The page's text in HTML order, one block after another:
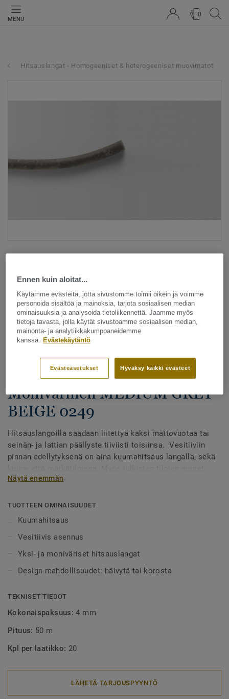
MENU
0
Hitsauslangat - Homogeeniset & heterogeeniset muovimatot
Katso kaikki kuosit - NCS ja LRV (1096)
Hitsauslangat
Hitsauslangat - Homogeeniset
& heterogeeniset muovimatot -
Monivärinen MEDIUM GREY
BEIGE 0249
Hitsauslangoilla saadaan liitettyä kaksi mattovuotaa tai
seinän- ja lattian päällyste tiiviisti toisiinsa. Vesitiiviin
pinnan edellytyksenä on aina kuumahitsaus langalla, sekä
alueet tulee aina lankahitsata. Hitsatut saumat myös
rakoihin. Hitsauslankoja on saatavilla yksi- tai
monivärisenä, joko häivyttämään saumakohdat tai
Näytä enemmän
TUOTTEEN OMINAISUUDET
Kuumahitsaus
Vesitiivis asennus
Yksi- ja moniväriset hitsauslangat
Design-mahdollisuudet: häivytä tai korosta
TEKNISET TIEDOT
Kokonaispaksuus:4 mm
Pituus: 50 m
Kpl per laatikko: 20
LÄHETÄ TARJOUSPYYNTÖ
Ennen kuin aloitat...
Käytämme evästeitä, jotta sivustomme toimii oikein ja voimme
personoida sisältöä ja mainoksia, tarjota sosiaalisen median
ominaisuuksia ja analysoida tietoliikennettä. Jaamme myös
tietoja tavasta, jolla käytät sivustoamme sosiaalisen median,
mainonta- ja analytiikkakumppaneidemme
kanssa. Evästekäytäntö
Hyväksy kaikki evästeet
Evästeasetukset